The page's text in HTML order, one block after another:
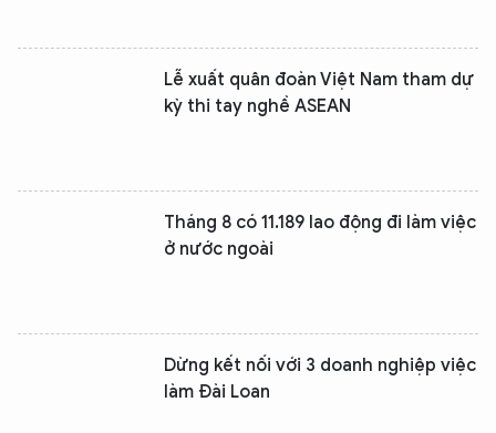
Lễ xuất quân đoàn Việt Nam tham dự
kỳ thi tay nghề ASEAN
Tháng 8 có 11.189 lao động đi làm việc
ở nước ngoài
Dừng kết nối với 3 doanh nghiệp việc
làm Đài Loan